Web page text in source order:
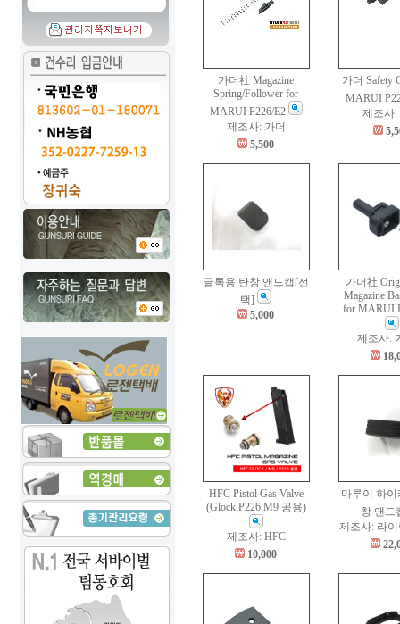
가더社 Magazine
Spring/Follower for
MARUI P226/E2
제조사: 가더
5,500
가더 Safety
MARUI
제조사:
글록용 탄창 앤드캡[선
택]
5,000
가더社
Magazine
for MARUI
제조사:
HFC Pistol Gas Valve
(Glock,P226,M9 공용)
제조사: HFC
10,000
마루이 하
창 앤드
제조사: 라